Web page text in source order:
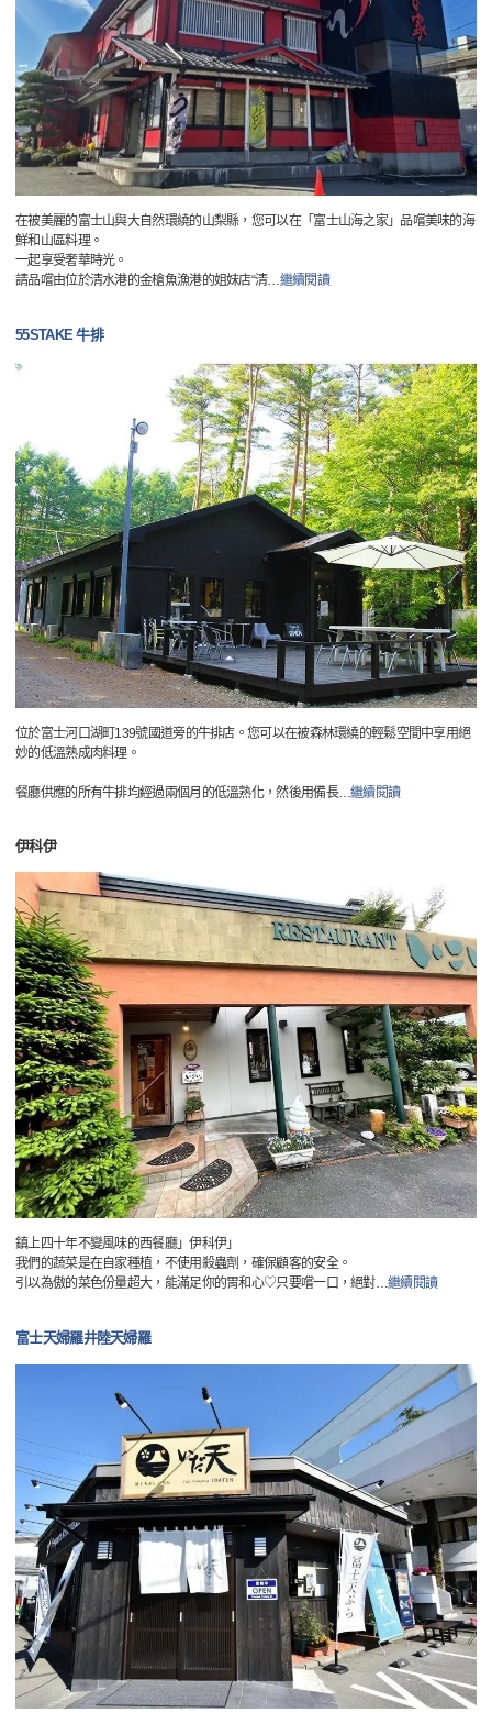
在被美麗的富士山與大自然環繞的山梨縣，您可以在「富士山海之家」品嚐美味的海
鮮和山區料理。
一起享受奢華時光。
請品嚐由位於清水港的金槍魚漁港的姐妹店“清…繼續閱讀
55STAKE 牛排
位於富士河口湖町139號國道旁的牛排店。您可以在被森林環繞的輕鬆空間中享用絕
妙的低溫熟成肉料理。
餐廳供應的所有牛排均經過兩個月的低溫熟化，然後用備長…繼續閱讀
伊科伊
鎮上四十年不變風味的西餐廳」伊科伊」
我們的蔬菜是在自家種植，不使用殺蟲劑，確保顧客的安全。
引以為傲的菜色份量超大，能滿足你的胃和心♡只要嚐一口，絕對…繼續閱讀
富士天婦羅井陸天婦羅